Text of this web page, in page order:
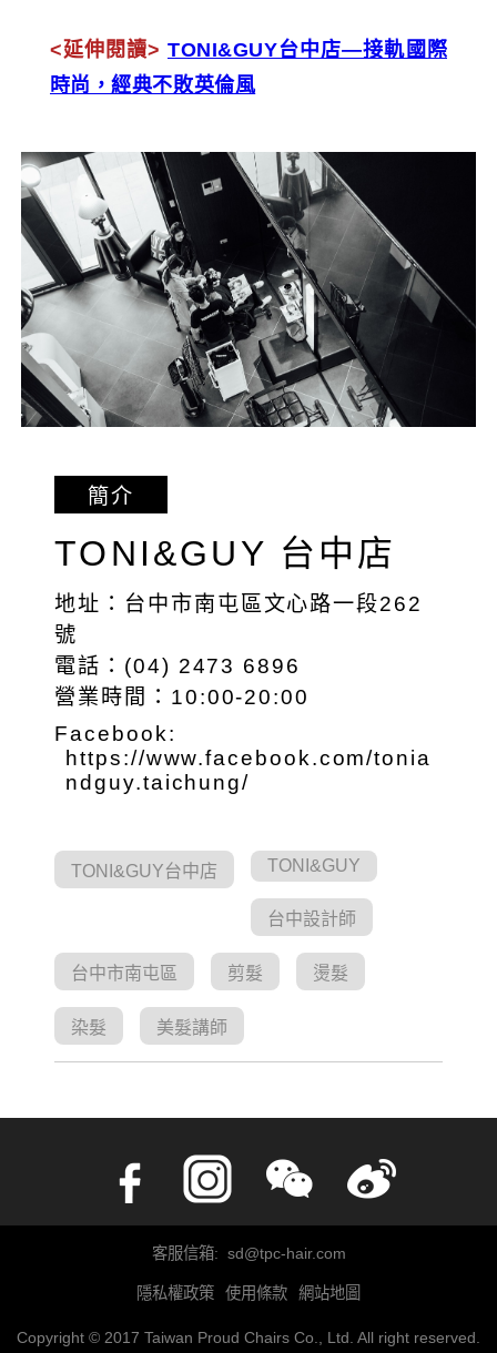
<延伸閱讀> TONI&GUY台中店—接軌國際
時尚，經典不敗英倫風
簡介
TONI&GUY 台中店
地址：台中市南屯區文心路一段262
號
電話：(04) 2473 6896
營業時間：10:00-20:00
Facebook:
https://www.facebook.com/tonia
ndguy.taichung/
TONI&GUY台中店 TONI&GUY
台中設計師
台中市南屯區 剪髮 燙髮
染髮 美髮講師
客服信箱: sd@tpc-hair.com
隱私權政策 使用條款 網站地圖
Copyright © 2017 Taiwan Proud Chairs Co., Ltd. All right reserved.